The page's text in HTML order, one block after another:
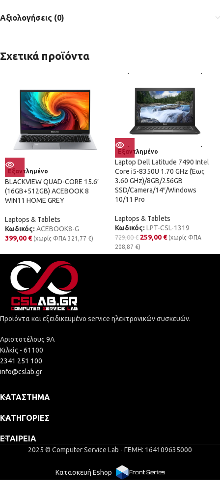
Αξιολογήσεις (0)
Σχετικά προϊόντα
Εξαντλημένο
BLACKVIEW QUAD-CORE 15.6′
(16GB+512GB) ACEBOOK 8
WIN11 HOME GREY
Laptops & Tablets
Κωδικός: ACEBOOK8-G
399,00 € (χωρίς ΦΠΑ 321,77 €)
Εξαντλημένο
Laptop Dell Latitude 7490 Intel
Core i5-8350U 1.70 GHz (Έως
3.60 GHz)/8GB/256GB
SSD/Camera/14″/Windows
10/11 Pro
Laptops & Tablets
Κωδικός: LPT-CSL-1319
729,00€ 259,00 € (χωρίς ΦΠΑ
208,87 €)
Προϊόντα και εξειδικευμένο service ηλεκτρονικών συσκευών.
Αριστοτέλους 9Α
Κιλκίς - 61100
2341 251 100
info@cslab.gr
ΚΑΤΆΣΤΗΜΑ
ΚΑΤΗΓΟΡΊΕΣ
ΕΤΑΙΡΕΊΑ
2025 © Computer Service Lab - ΓΕΜΗ: 164109635000
Κατασκευή Eshop